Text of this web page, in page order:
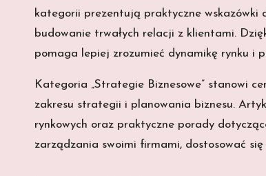
kategorii prezentują praktyczne wskazówki
budowanie trwałych relacji z klientami.
pomaga lepiej zrozumieć dynamikę rynku i
Kategoria „Strategie Biznesowe” stanowi
zakresu strategii i planowania biznesu.
rynkowych oraz praktyczne porady
zarządzania swoimi firmami, dostosować